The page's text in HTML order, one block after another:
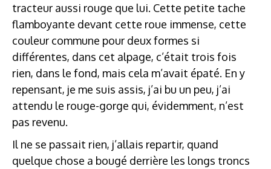
tracteur aussi rouge que lui. Cette petite tache
flamboyante devant cette roue immense, cette
couleur commune pour deux formes si
différentes, dans cet alpage, c’était trois fois
rien, dans le fond, mais cela m’avait épaté. En y
repensant, je me suis assis, j’ai bu un peu, j’ai
attendu le rouge-gorge qui, évidemment, n’est
pas revenu.
Il ne se passait rien, j’allais repartir, quand
quelque chose a bougé derrière les longs troncs